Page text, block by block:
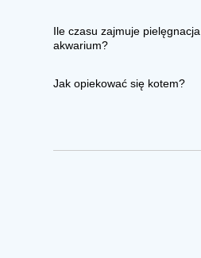
Ile czasu zajmuje pielęgnacja
akwarium?
Jak opiekować się kotem?